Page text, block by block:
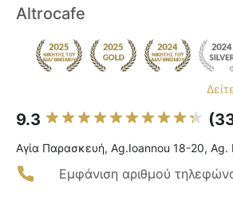
Altrocafe
9.3
Αγία Παρασκευή, Ag.Ioannou 18-20, Ag.
Εμφάνιση αριθμού